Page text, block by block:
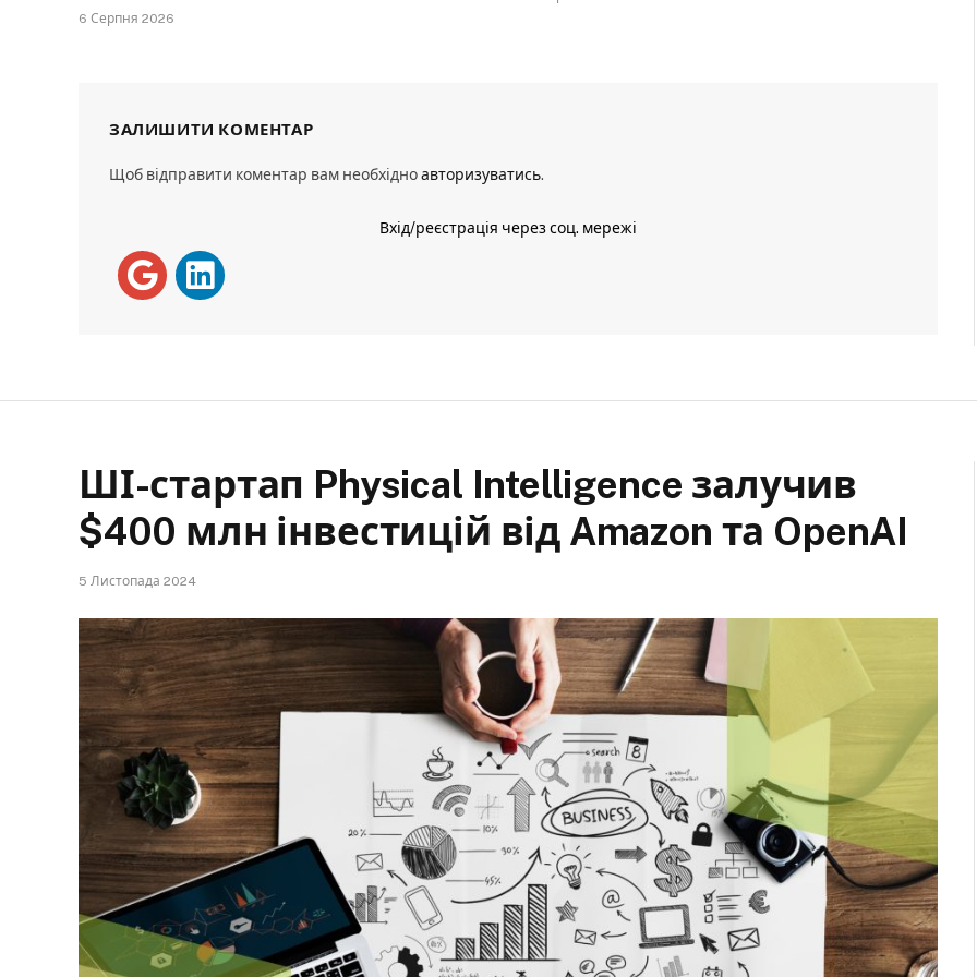
6 Серпня 2026
ЗАЛИШИТИ КОМЕНТАР
Щоб відправити коментар вам необхідноавторизуватись.
Вхід/реєстрація через соц. мережі
ШІ-стартап Physical Intelligence залучив
$400 млн інвестицій від Amazon та OpenAI
5 Листопада 2024